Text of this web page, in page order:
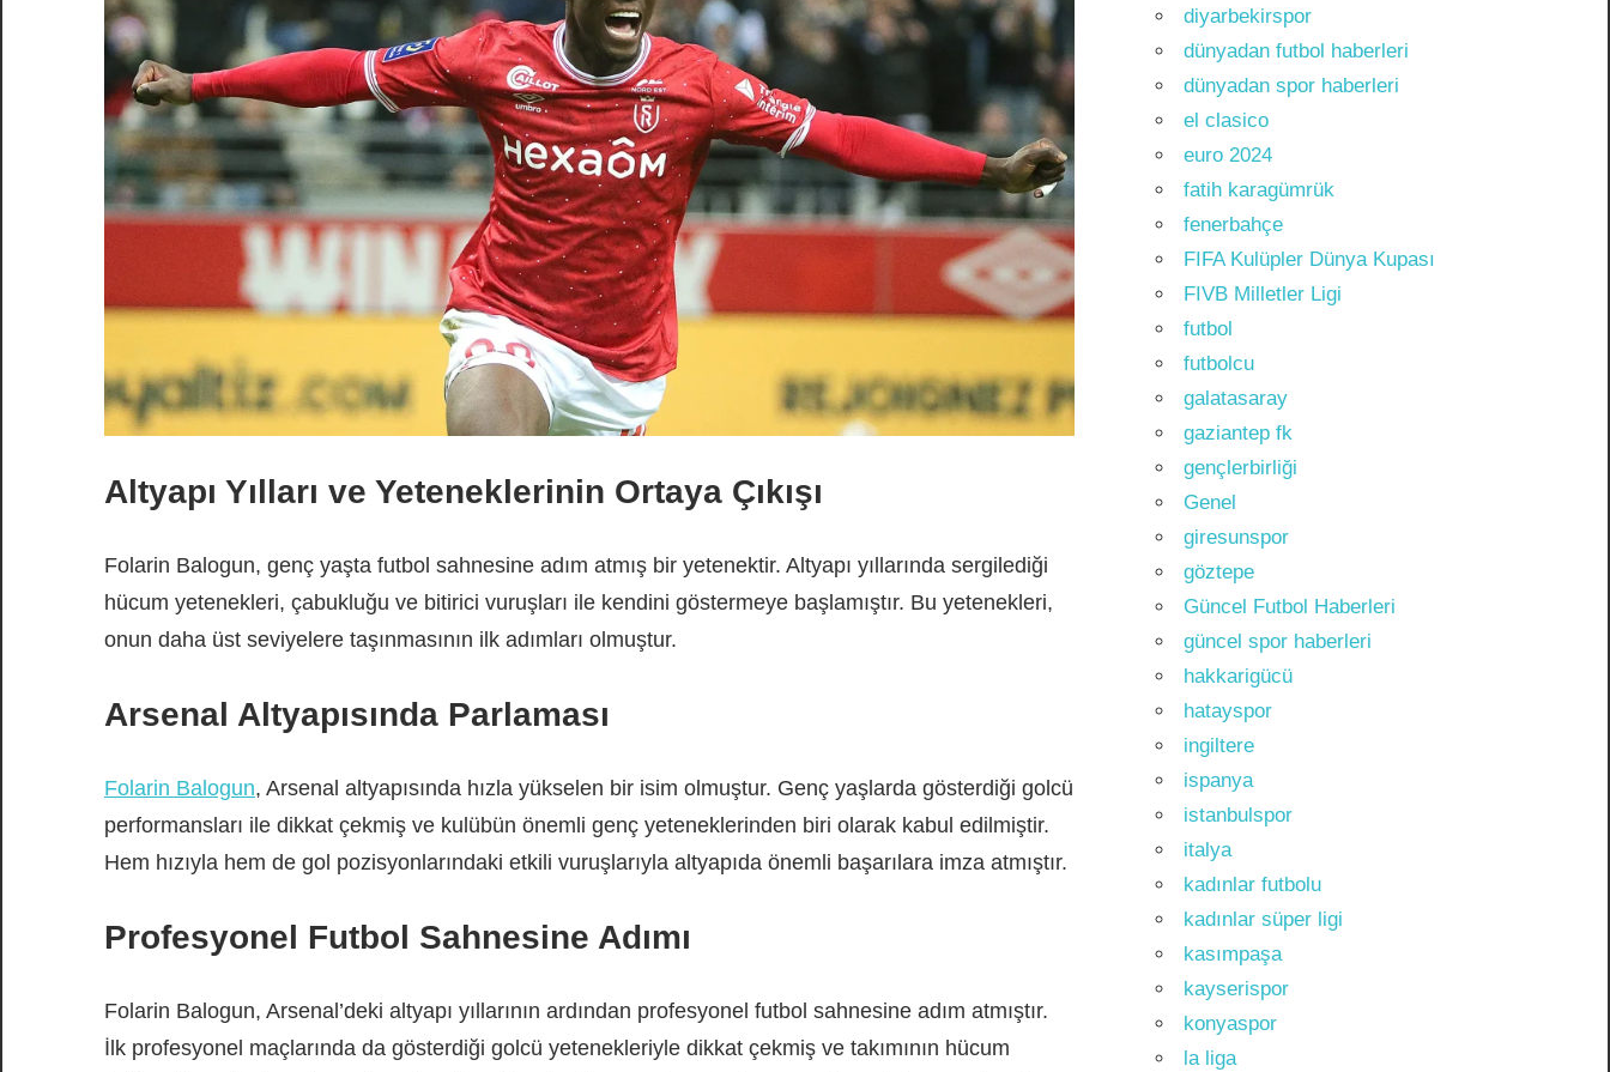
Altyapı Yılları ve Yeteneklerinin Ortaya Çıkışı
Folarin Balogun, genç yaşta futbol sahnesine adım atmış bir yetenektir. Altyapı yıllarında sergilediği
hücum yetenekleri, çabukluğu ve bitirici vuruşları ile kendini göstermeye başlamıştır. Bu yetenekleri,
onun daha üst seviyelere taşınmasının ilk adımları olmuştur.
Arsenal Altyapısında Parlaması
Folarin Balogun, Arsenal altyapısında hızla yükselen bir isim olmuştur. Genç yaşlarda gösterdiği golcü
performansları ile dikkat çekmiş ve kulübün önemli genç yeteneklerinden biri olarak kabul edilmiştir.
Hem hızıyla hem de gol pozisyonlarındaki etkili vuruşlarıyla altyapıda önemli başarılara imza atmıştır.
Profesyonel Futbol Sahnesine Adımı
Folarin Balogun, Arsenal’deki altyapı yıllarının ardından profesyonel futbol sahnesine adım atmıştır.
İlk profesyonel maçlarında da gösterdiği golcü yetenekleriyle dikkat çekmiş ve takımının hücum
diyarbekirspor
dünyadan futbol haberleri
dünyadan spor haberleri
el clasico
euro 2024
fatih karagümrük
fenerbahçe
FIFA Kulüpler Dünya Kupası
FIVB Milletler Ligi
futbol
futbolcu
galatasaray
gaziantep fk
gençlerbirliği
Genel
giresunspor
göztepe
Güncel Futbol Haberleri
güncel spor haberleri
hakkarigücü
hatayspor
ingiltere
ispanya
istanbulspor
italya
kadınlar futbolu
kadınlar süper ligi
kasımpaşa
kayserispor
konyaspor
la liga